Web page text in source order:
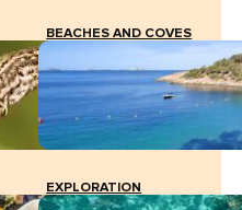
BEACHES AND COVES
EXPLORATION